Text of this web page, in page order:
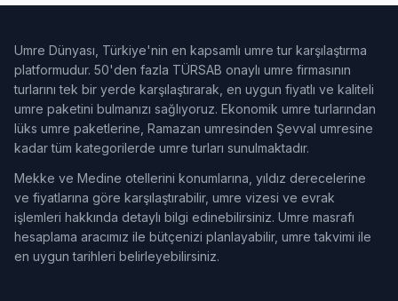
Umre Dünyası, Türkiye'nin en kapsamlı umre tur karşılaştırma
platformudur. 50'den fazla TÜRSAB onaylı umre firmasının
turlarını tek bir yerde karşılaştırarak, en uygun fiyatlı ve kaliteli
umre paketini bulmanızı sağlıyoruz. Ekonomik umre turlarından
lüks umre paketlerine, Ramazan umresinden Şevval umresine
kadar tüm kategorilerde umre turları sunulmaktadır.
Mekke ve Medine otellerini konumlarına, yıldız derecelerine
ve fiyatlarına göre karşılaştırabilir, umre vizesi ve evrak
işlemleri hakkında detaylı bilgi edinebilirsiniz. Umre masrafı
hesaplama aracımız ile bütçenizi planlayabilir, umre takvimi ile
en uygun tarihleri belirleyebilirsiniz.